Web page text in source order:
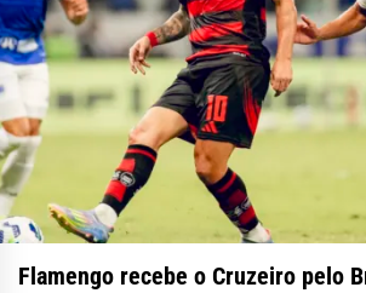
Flamengo recebe o Cruzeiro pelo